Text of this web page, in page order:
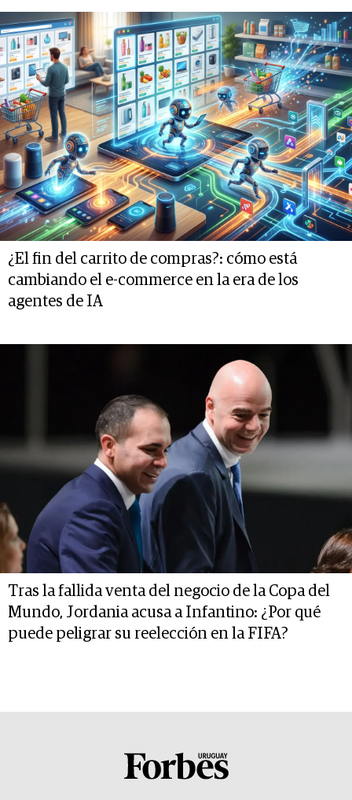
¿El fin del carrito de compras?: cómo está
cambiando el e-commerce en la era de los
agentes de IA
Tras la fallida venta del negocio de la Copa del
Mundo, Jordania acusa a Infantino: ¿Por qué
puede peligrar su reelección en la FIFA?